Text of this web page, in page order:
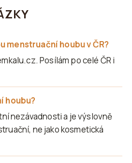
menstruační houbu v ČR?
Posílám po celé ČR i
houbu?
nezávadnosti a je výslovně
ne jako kosmetická